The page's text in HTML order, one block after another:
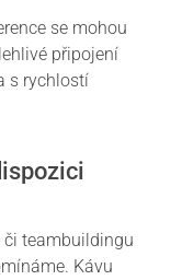
se mohou
připojení
s rychlostí
či teambuildingu
Kávu